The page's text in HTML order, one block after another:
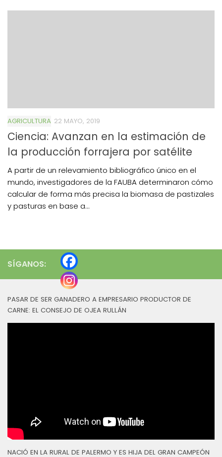
AGRICULTURA 22 MAYO, 2019
Ciencia: Avanzan en la estimación de
la producción forrajera por satélite
A partir de un relevamiento bibliográfico único en el
mundo, investigadores de la FAUBA determinaron cómo
calcular de forma más precisa la biomasa de pastizales
y pasturas en base a...
SÍGANOS:
PASAR DE SER GANADERO A EMPRESARIO PRODUCTOR DE
CARNE: EL CONSEJO DE OJEA RULLÁN
NACIÓ EN LA RURAL DE PALERMO Y ES HIJA DEL GRAN CAMPEÓN